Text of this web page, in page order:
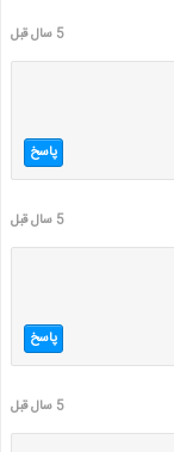
5 سال قبل
پاسخ
5 سال قبل
پاسخ
5 سال قبل